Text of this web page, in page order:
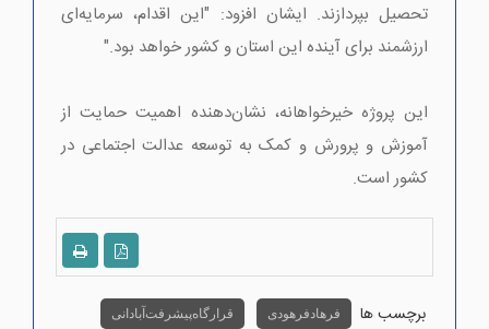
تحصیل بپردازند. ایشان افزود: "این اقدام، سرمایه‌ای
ارزشمند برای آینده این استان و کشور خواهد بود."
این پروژه خیرخواهانه، نشان‌دهنده اهمیت حمایت از
آموزش و پرورش و کمک به توسعه عدالت اجتماعی در
کشور است.
برچسب ها فرهاد فرهودی قرارگاه پیشرفت آبادانی